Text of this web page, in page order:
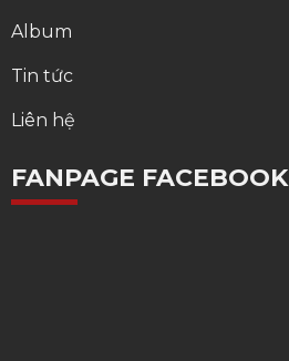
Album
Tin tức
Liên hệ
FANPAGE FACEBOOK